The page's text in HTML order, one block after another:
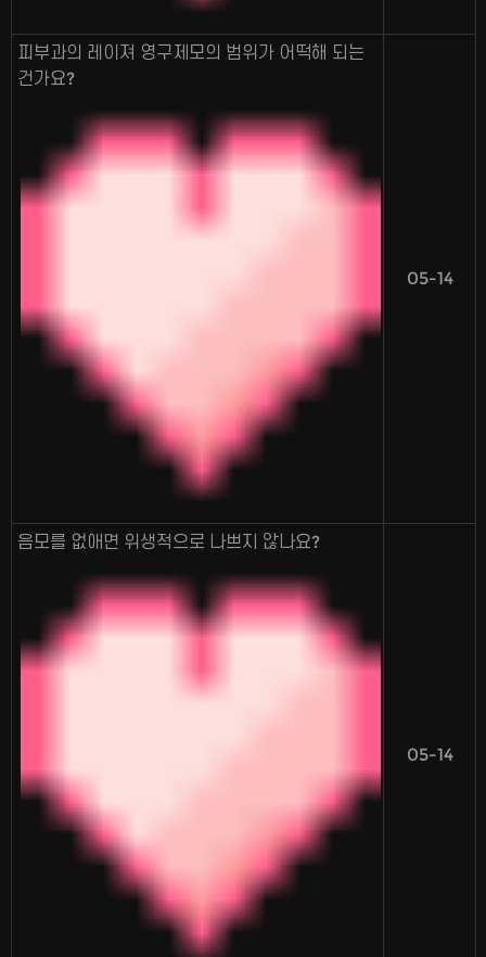
피부과의 레이져 영구제모의 범위가 어떡해 되는
건가요?
05-14
음모를 없애면 위생적으로 나쁘지 않나요?
05-14